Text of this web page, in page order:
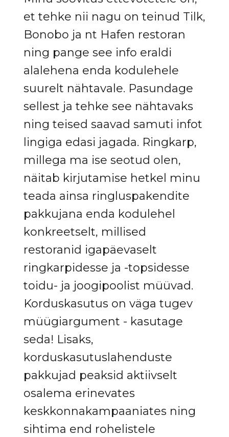
et tehke nii nagu on teinud Tilk,
Bonobo ja nt Hafen restoran
ning pange see info eraldi
alalehena enda kodulehele
suurelt nähtavale. Pasundage
sellest ja tehke see nähtavaks
ning teised saavad samuti infot
lingiga edasi jagada. Ringkarp,
millega ma ise seotud olen,
näitab kirjutamise hetkel minu
teada ainsa ringluspakendite
pakkujana enda kodulehel
konkreetselt, millised
restoranid igapäevaselt
ringkarpidesse ja -topsidesse
toidu- ja joogipoolist müüvad.
Korduskasutus on väga tugev
müügiargument - kasutage
seda! Lisaks,
korduskasutuslahenduste
pakkujad peaksid aktiivselt
osalema erinevates
keskkonnakampaaniates ning
sihtima end rohelistele